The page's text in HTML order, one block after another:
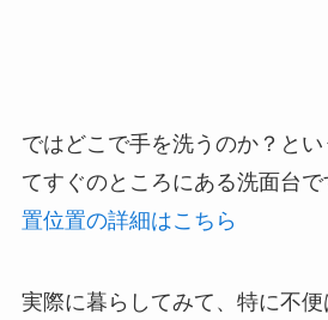
ではどこで手を洗うのか？ とい
てすぐのところにある洗面台で
置位置の詳細はこちら
実際に暮らしてみて、特に不便